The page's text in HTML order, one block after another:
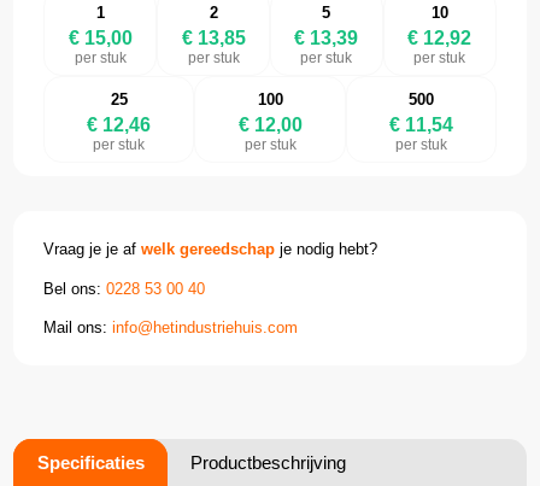
1
€ 15,00
per stuk
2
€ 13,85
per stuk
5
€ 13,39
per stuk
10
€ 12,92
per stuk
25
€ 12,46
per stuk
100
€ 12,00
per stuk
500
€ 11,54
per stuk
Vraag je je afwelk gereedschap je nodig hebt?
Bel ons:0228 53 00 40
Mail ons:info@hetindustriehuis.com
Specificaties Productbeschrijving